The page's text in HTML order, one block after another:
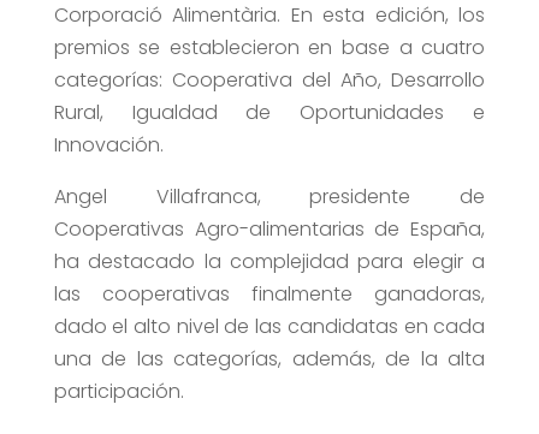
Corporació Alimentària. En esta edición, los
premios se establecieron en base a cuatro
categorías: Cooperativa del Año, Desarrollo
Rural, Igualdad de Oportunidades e
Innovación.
Angel Villafranca, presidente de
Cooperativas Agro-alimentarias de España,
ha destacado la complejidad para elegir a
las cooperativas finalmente ganadoras,
dado el alto nivel de las candidatas en cada
una de las categorías, además, de la alta
participación.